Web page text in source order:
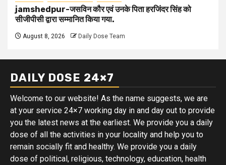
jamshedpur-जसविन कौर एवं उनके पिता हरजिंदर सिंह को
सीजीपीसी द्वारा सम्मानित किया गया.
August 8, 2026 Daily Dose Team
DAILY DOSE 24×7
Welcome to our website! As the name suggests, we are
at your service 24×7 working day in and day out to provide
you the latest news at the earliest. We provide you a daily
dose of all the activities in your locality and help you to
remain socially fit and healthy. We provide you a daily
dose of political, religious, technology, education, health